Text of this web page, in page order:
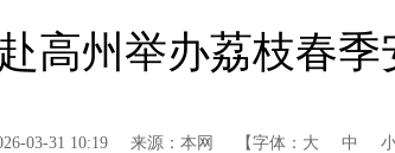
高州举办荔枝春
03-31 10:19 来源：本网 【字体： 大 中